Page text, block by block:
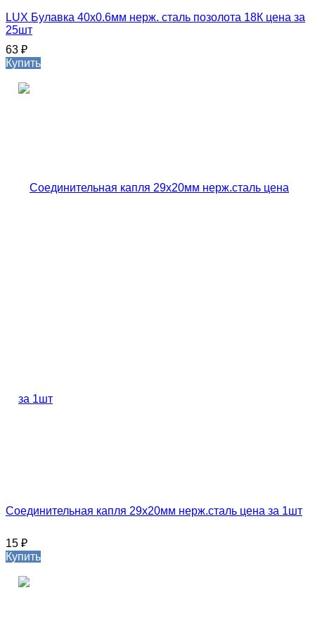
LUX Булавка 40х0.6мм нерж. сталь позолота 18К цена за
25шт
63 ₽
Купить
Соединительная капля 29х20мм нерж.сталь цена за 1шт
15 ₽
Купить